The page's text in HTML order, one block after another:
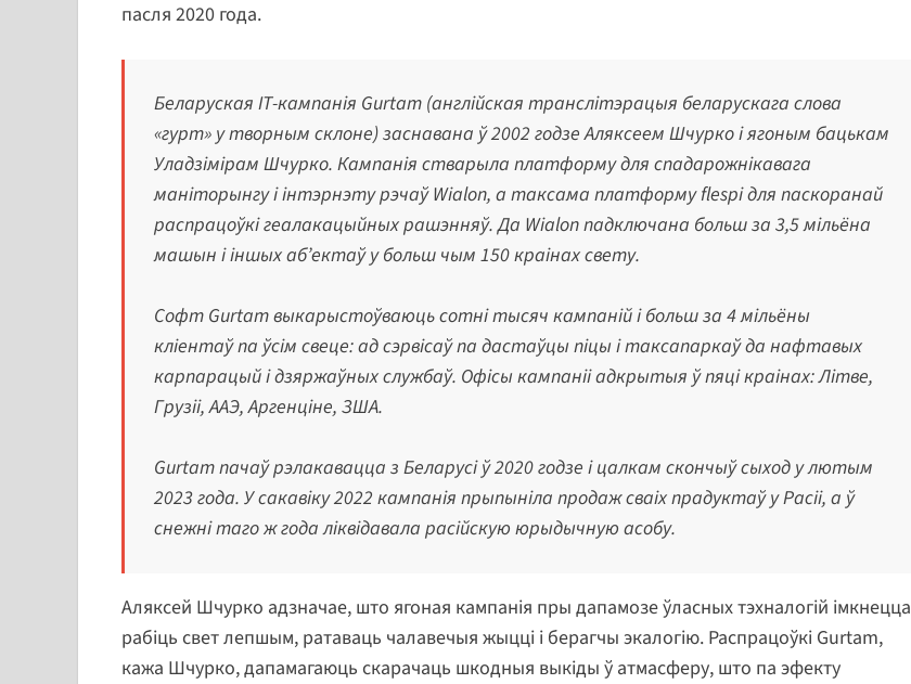
пасля 2020 года.
Беларуская ІТ-кампанія Gurtam (англійская транслітэрацыя беларускага слова
«гурт» у творным склоне) заснавана ў 2002 годзе Аляксеем Шчурко і ягоным бацькам
Уладзімірам Шчурко. Кампанія стварыла платформу для спадарожнікавага
маніторынгу і інтэрнэту рэчаў Wialon, а таксама платформу flespi для паскоранай
распрацоўкі геалакацыйных рашэнняў. Да Wialon падключана больш за 3,5 мільёна
машын і іншых аб’ектаў у больш чым 150 краінах свету.
Софт Gurtam выкарыстоўваюць сотні тысяч кампаній і больш за 4 мільёны
кліентаў па ўсім свеце: ад сэрвісаў па дастаўцы піцы і таксапаркаў да нафтавых
карпарацый і дзяржаўных службаў. Офісы кампаніі адкрытыя ў пяці краінах: Літве,
Грузіі, ААЭ, Аргенціне, ЗША.
Gurtam пачаў рэлакавацца з Беларусі ў 2020 годзе і цалкам скончыў сыход у лютым
2023 года. У сакавіку 2022 кампанія прыпыніла продаж сваіх прадуктаў у Расіі, а ў
снежні таго ж года ліквідавала расійскую юрыдычную асобу.
Аляксей Шчурко адзначае, што ягоная кампанія пры дапамозе ўласных тэхналогій імкнецца
рабіць свет лепшым, ратаваць чалавечыя жыцці і берагчы экалогію. Распрацоўкі Gurtam,
кажа Шчурко, дапамагаюць скарачаць шкодныя выкіды ў атмасферу, што па эфекту